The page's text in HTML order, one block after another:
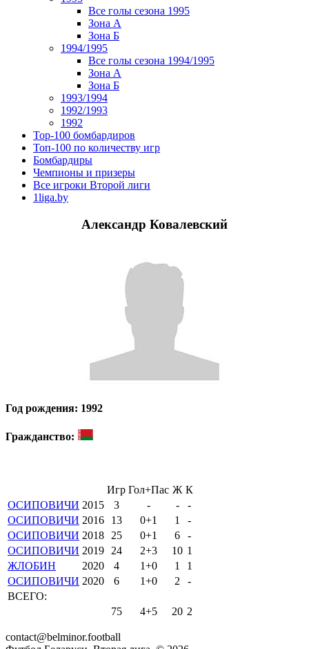
Все голы сезона 1995
Зона А
Зона Б
1994/1995
Все голы сезона 1994/1995
Зона А
Зона Б
1993/1994
1992/1993
1992
Top-100 бомбардиров
Топ-100 по количеству игр
Бомбардиры
Чемпионы и призеры
Все игроки Второй лиги
1liga.by
Александр Ковалевский
Год рождения: 1992
Гражданство:
Игр Гол+Пас Ж К
ОСИПОВИЧИ 2015 3 - -
-
ОСИПОВИЧИ 2016 13 0+1 1
-
ОСИПОВИЧИ 2018 25 0+1 6
-
ОСИПОВИЧИ 2019 24 2+3 10 1
ЖЛОБИН
2020 4 1+0 1
1
ОСИПОВИЧИ 2020 6 1+0 2
-
ВСЕГО:
75
4+5 20 2
contact@belminor.football